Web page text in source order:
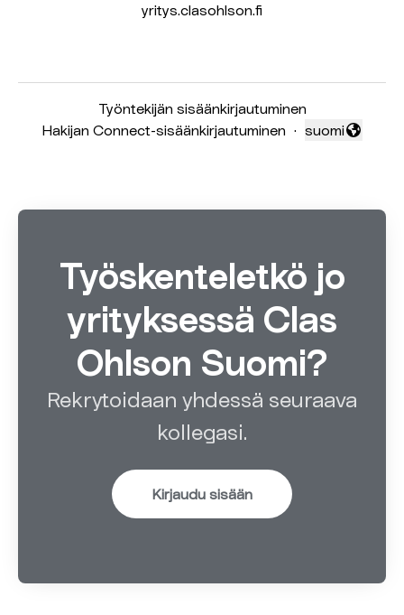
yritys.clasohlson.fi
Työntekijän sisäänkirjautuminen
Hakijan Connect-sisäänkirjautuminen ·
Vaihda kieli
suomi
Työskenteletkö jo
yrityksessä Clas
Ohlson Suomi?
Rekrytoidaan yhdessä seuraava
kollegasi.
Kirjaudu sisään